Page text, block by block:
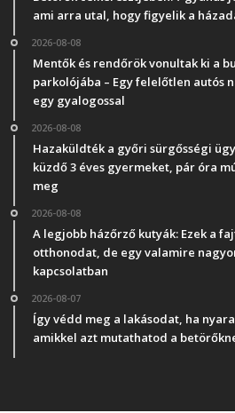
ami arra utal, hogy figyelik a
2026-08-08
Mentők és rendőrök vonultak ki a
parkolójába – Egy felelőtlen autós
egy gyalogossal
2026-08-08
Hazaküldték a győri sürgősségi
küzdő 3 éves gyermeket, pár óra
meg
2026-08-08
A legjobb házőrző kutyák: Ezek a
otthonodat, de egy valamire
kapcsolatban
2026-08-07
Így védd meg a lakásodat, ha
amikkel azt mutathatod a